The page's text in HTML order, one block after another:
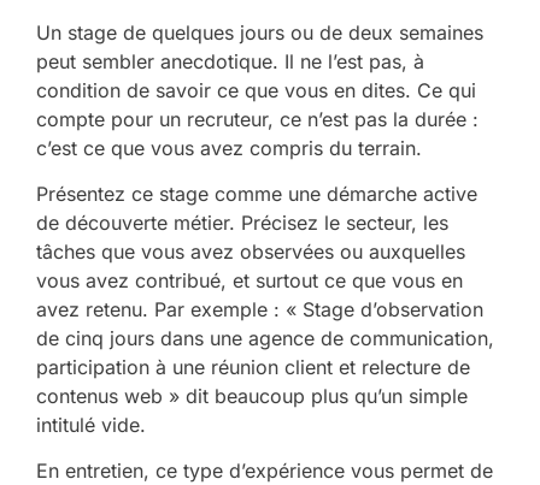
Un stage de quelques jours ou de deux semaines
peut sembler anecdotique. Il ne l’est pas, à
condition de savoir ce que vous en dites. Ce qui
compte pour un recruteur, ce n’est pas la durée :
c’est ce que vous avez compris du terrain.
Présentez ce stage comme une démarche active
de découverte métier. Précisez le secteur, les
tâches que vous avez observées ou auxquelles
vous avez contribué, et surtout ce que vous en
avez retenu. Par exemple : « Stage d’observation
de cinq jours dans une agence de communication,
participation à une réunion client et relecture de
contenus web » dit beaucoup plus qu’un simple
intitulé vide.
En entretien, ce type d’expérience vous permet de